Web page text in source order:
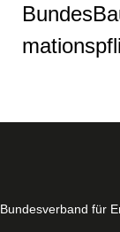
Bun­des­ver­band für